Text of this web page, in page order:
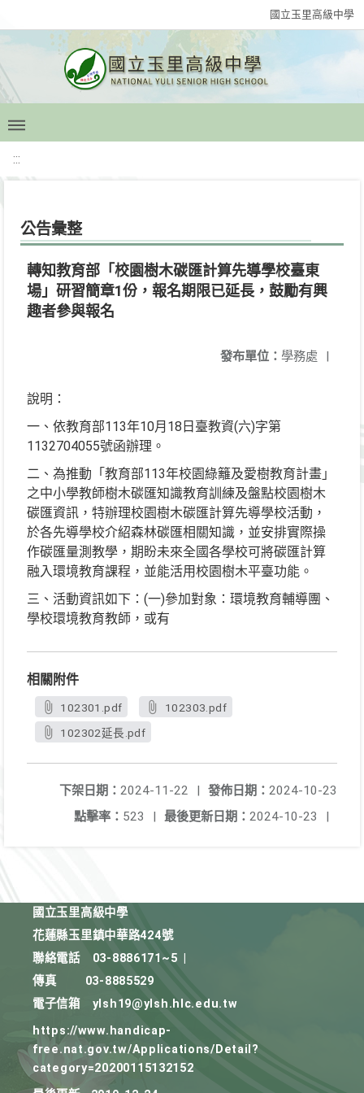
國立玉里高級中學
:::
公告彙整
轉知教育部「校園樹木碳匯計算先導學校臺東
場」研習簡章1份，報名期限已延長，鼓勵有興
趣者參與報名
發布單位： 學務處 |
說明：
一、依教育部113年10月18日臺教資(六)字第
1132704055號函辦理。
二、為推動「教育部113年校園綠籬及愛樹教育計畫」
之中小學教師樹木碳匯知識教育訓練及盤點校園樹木
碳匯資訊，特辦理校園樹木碳匯計算先導學校活動，
於各先導學校介紹森林碳匯相關知識，並安排實際操
作碳匯量測教學，期盼未來全國各學校可將碳匯計算
融入環境教育課程，並能活用校園樹木平臺功能。
三、活動資訊如下：(一)參加對象：環境教育輔導團、
學校環境教育教師，或有
相關附件
102301.pdf
102303.pdf
102302延長.pdf
發佈日期： 2024-10-23
下架日期： 2024-11-22
|
最後更新日期： 2024-10-23 |
點擊率： 523 |
國立玉里高級中學
花蓮縣玉里鎮中華路424號
聯絡電話
03-8886171~5
傳真
03-8885529
電子信箱
ylsh19@ylsh.hlc.edu.tw
https://www.handicap-
free.nat.gov.tw/Applications/Detail?
category=20200115132152